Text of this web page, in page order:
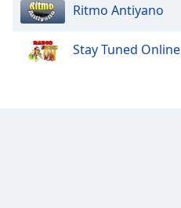
Ritmo Antiyano
Stay Tuned Online